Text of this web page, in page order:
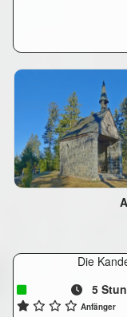
Die
5
Anfänger